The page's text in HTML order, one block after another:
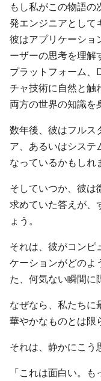
もし私がこの物語
発エンジニアとして
彼はアプリケーショ
ーザーの思考を理解
プラットフォーム
チャ技術に自然と触
両方の世界の知識を
数年後、彼はフルス
ア、あるいはシステ
なっているかもしれ
そしていつか、彼は
求めていた答えが、
ょう。
それは、彼がコンピ
ケーションがどのよ
た、何気ない瞬間に
なぜなら、私たちに
華やかなものとは限
それは、静かにこう
「これは面白い。も